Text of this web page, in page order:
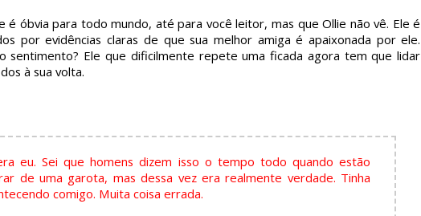
é óbvia para todo mundo, até para você leitor, mas que Ollie não vê. Ele é
por evidências claras de que sua melhor amiga é apaixonada por ele.
sentimento? Ele que dificilmente repete uma ficada agora tem que lidar
à sua volta.
eu. Sei que homens dizem isso o tempo todo quando estão
de uma garota, mas dessa vez era realmente verdade. Tinha
comigo. Muita coisa errada.